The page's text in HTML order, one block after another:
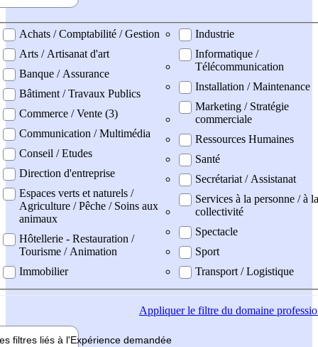
professionel
Achats / Comptabilité / Gestion
Arts / Artisanat d'art
Banque / Assurance
Bâtiment / Travaux Publics
Commerce / Vente (3)
Communication / Multimédia
Conseil / Etudes
Direction d'entreprise
Espaces verts et naturels /
Agriculture / Pêche / Soins aux
animaux
Hôtellerie - Restauration /
Tourisme / Animation
Immobilier
Industrie
Informatique /
Télécommunication
Installation / Maintenance
Marketing / Stratégie
commerciale
Ressources Humaines
Santé
Secrétariat / Assistanat
Services à la personne / à la
collectivité
Spectacle
Sport
Transport / Logistique
Appliquerle filtre du domaine
filtres liés à l'Expérience demandée